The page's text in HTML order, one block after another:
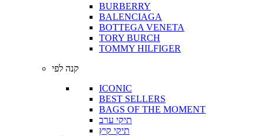
BURBERRY
BALENCIAGA
BOTTEGA VENETA
TORY BURCH
TOMMY HILFIGER
קנה לפי
ICONIC
BEST SELLERS
BAGS OF THE MOMENT
תיקי ערב
תיקי קיץ